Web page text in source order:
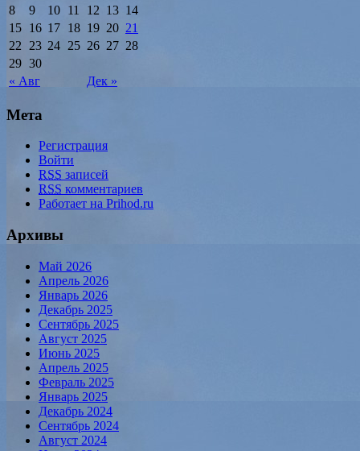
« Авг Дек »
8
9 10 11 12 13 14
15 16 17 18 19 20 21
22
23 24 25 26 27 28
29 30
Мета
Регистрация
Войти
RSS записей
RSS комментариев
Работает на Prihod.ru
Архивы
Май 2026
Апрель 2026
Январь 2026
Декабрь 2025
Сентябрь 2025
Август 2025
Июнь 2025
Апрель 2025
Февраль 2025
Январь 2025
Декабрь 2024
Сентябрь 2024
Август 2024